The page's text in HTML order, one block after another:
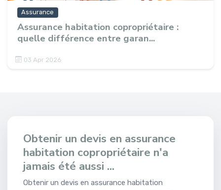
Assurance
Assurance habitation copropriétaire :
quelle différence entre garan...
03 Apr 2026
Obtenir un devis en assurance
habitation copropriétaire n'a
jamais été aussi ...
Obtenir un devis en assurance habitation